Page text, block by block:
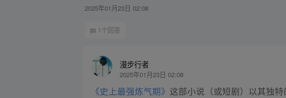
2025年01月23日 02:08
1个回答
漫步行者
2025年01月23日 02:08
《史上最强炼气期》 这部小说（或短剧）以其独